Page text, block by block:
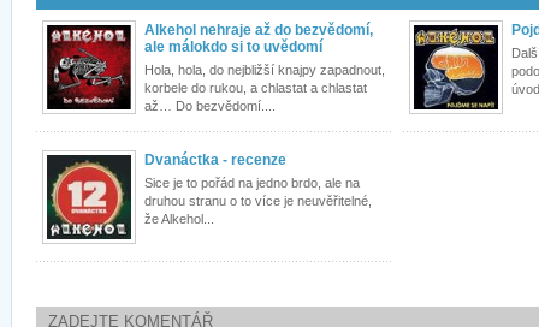
Alkehol nehraje až do bezvědomí,
ale málokdo si to uvědomí
Hola, hola, do nejbližší knajpy zapadnout,
korbele do rukou, a chlastat a chlastat
až… Do bezvědomí....
Dvanáctka - recenze
Sice je to pořád na jedno brdo, ale na
druhou stranu o to více je neuvěřitelné,
že Alkehol...
ZADEJTE KOMENTÁŘ